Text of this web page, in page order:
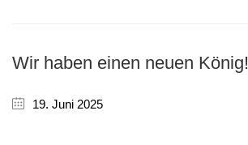
Wir haben einen neuen König!
19. Juni 2025